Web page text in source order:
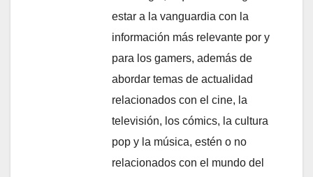
estar a la vanguardia con la
información más relevante por y
para los gamers, además de
abordar temas de actualidad
relacionados con el cine, la
televisión, los cómics, la cultura
pop y la música, estén o no
relacionados con el mundo del